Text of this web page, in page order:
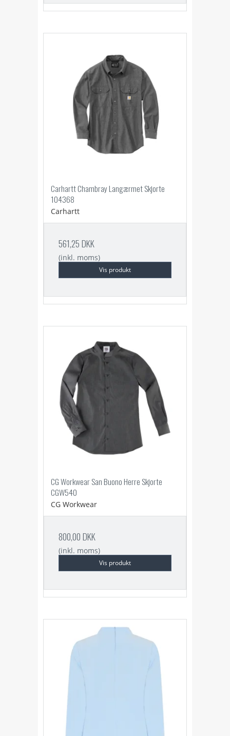
Carhartt Chambray Langærmet Skjorte
104368
Carhartt
561,25 DKK
(inkl. moms)
Vis produkt
CG Workwear San Buono Herre Skjorte
CGW540
CG Workwear
800,00 DKK
(inkl. moms)
Vis produkt